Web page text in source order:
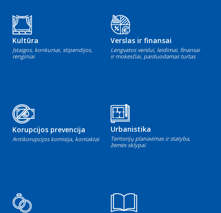
Kultūra
Įstaigos, konkursai, stipendijos,
renginiai
Verslas ir finansai
Lengvatos verslui, leidimai, finansai
ir mokesčiai, parduodamas turtas
Korupcijos prevencija
Antikorupcijos komisija, kontaktai
Urbanistika
Teritorijų planavimas ir statyba,
žemės sklypai